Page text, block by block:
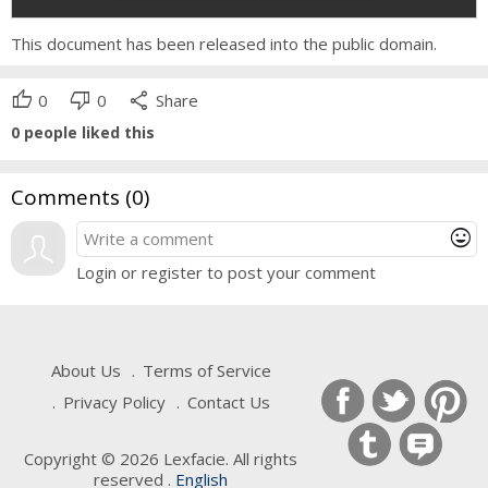
This document has been released into the public domain.
thumb_up 0 thumb_down 0 share Share
0 people liked this
Comments (0)
mood
Login or register to post your comment
About Us
Terms of Service
Privacy Policy
Contact Us
Copyright © 2026 Lexfacie. All rights
reserved . English